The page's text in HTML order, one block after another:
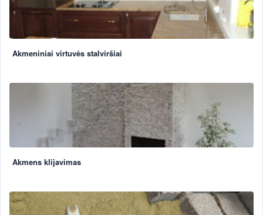
Akmeniniai virtuvės stalviršiai
Akmens klijavimas